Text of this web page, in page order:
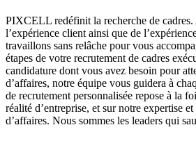
PIXCELL redéfinit la recherche de cadres.
l’expérience client ainsi que de
travaillons sans relâche pour vous
étapes de votre recrutement de cadres
candidature dont vous avez besoin pour
d’affaires, notre équipe vous guidera à
de recrutement personnalisée repose à la
réalité d’entreprise, et sur notre expertise
d’affaires. Nous sommes les leaders qui